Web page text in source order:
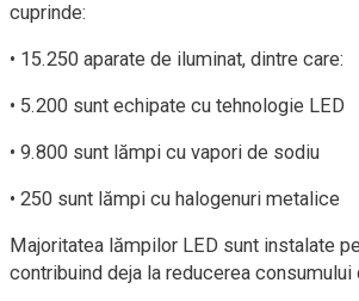
cuprinde:
• 15.250 aparate de iluminat, dintre care:
• 5.200 sunt echipate cu tehnologie LED
• 9.800 sunt lămpi cu vapori de sodiu
• 250 sunt lămpi cu halogenuri metalice
Majoritatea lămpilor LED sunt instalate
contribuind deja la reducerea consumului